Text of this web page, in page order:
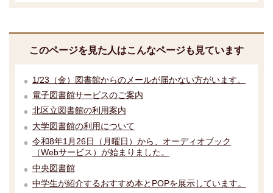
このページを見た人はこんなページも見ています
1/23（金）図書館からのメールが届かない方がいます。
電子図書館サービスのご案内
北区立図書館の利用案内
大学図書館の利用について
令和8年1月26日（月曜日）から、オーディオブック
（Webサービス）が始まりました。
中央図書館
中学生が紹介するおすすめ本とPOPを展示しています。